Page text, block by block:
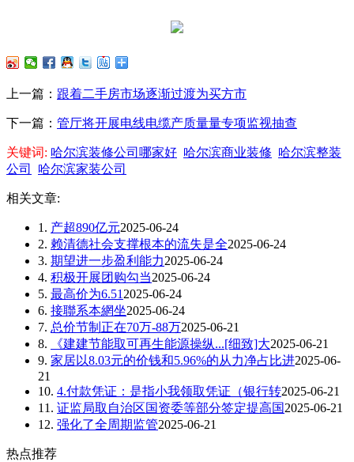
上一篇： 跟着二手房市场逐渐过渡为买方市
下一篇： 管厅将开展电线电缆产质量量专项监视抽查
关键词: 哈尔滨装修公司哪家好 哈尔滨商业装修 哈尔滨整装
公司
哈尔滨家装公司
相关文章:
1. 产超890亿元2025-06-24
2. 赖清德社会支撑根本的流失是全2025-06-24
3. 期望进一步盈利能力2025-06-24
4. 积极开展团购勾当2025-06-24
5. 最高价为6.51 2025-06-24
6. 接聯系本網坐2025-06-24
7. 总价节制正在70万-88万2025-06-21
8.
《建建节能取可再生能源操纵...[细致]大2025-06-21
9. 家居以8.03元的价钱和5.96%的从力净占比进2025-06-
21
10. 4.付款凭证：是指小我领取凭证（银行转2025-06-21
11. 证监局取自治区国资委等部分签定提高国2025-06-21
12. 强化了全周期监管2025-06-21
热点推荐